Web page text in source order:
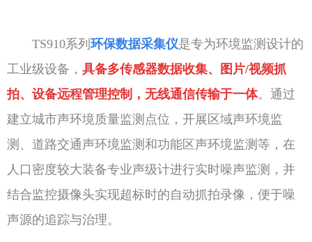
TS910系列 环保数据采集仪是专为环境监测设计的
工业级设备， 具备多传感器数据收集、图片/视频抓
拍、设备远程管理控制，无线通信传输于一体。通过
建立城市声环境质量监测点位，开展区域声环境监
测、道路交通声环境监测和功能区声环境监测等，在
人口密度较大装备专业声级计进行实时噪声监测，并
结合监控摄像头实现超标时的自动抓拍录像，便于噪
声源的追踪与治理。